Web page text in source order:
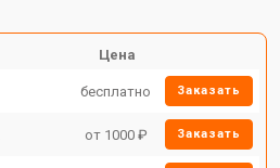
Цена
бесплатно Заказать
от 1000 ₽ Заказать